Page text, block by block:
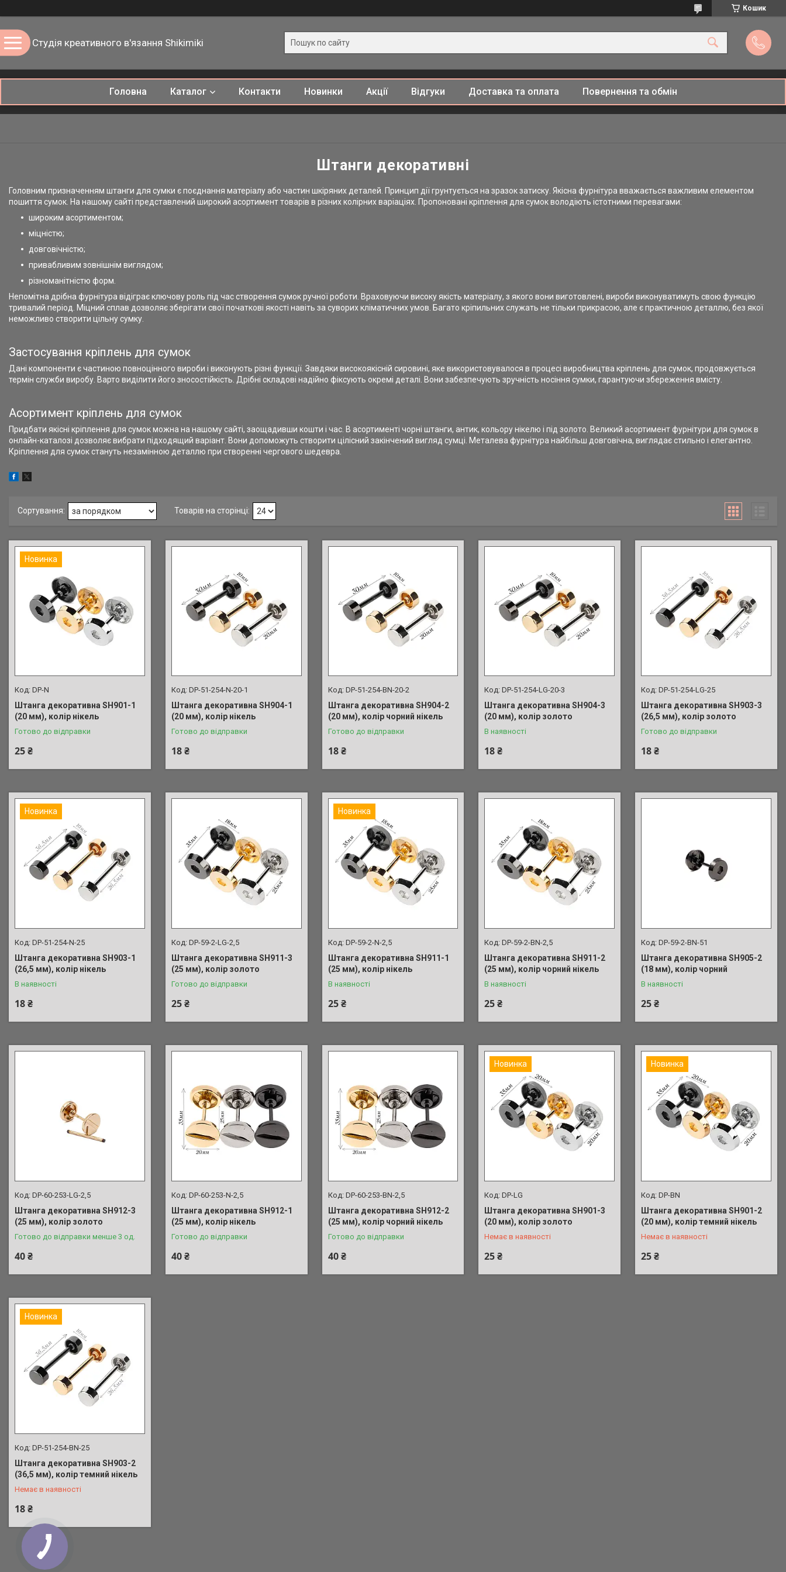
Кошик
Студія креативного в'язання Shikimiki
Головна Каталог Контакти Новинки Акції Відгуки Доставка та оплата Повернення та обмін
Штанги декоративні
Головним призначенням штанги для сумки є поєднання матеріалу або частин шкіряних деталей. Принцип дії грунтується на зразок затиску. Якісна фурнітура вважається важливим елементом
пошиття сумок. На нашому сайті представлений широкий асортимент товарів в різних колірних варіаціях. Пропоновані кріплення для сумок володіють істотними перевагами:
широким асортиментом;
міцністю;
довговічністю;
привабливим зовнішнім виглядом;
різноманітністю форм.
Непомітна дрібна фурнітура відіграє ключову роль під час створення сумок ручної роботи. Враховуючи високу якість матеріалу, з якого вони виготовлені, вироби виконуватимуть свою функцію
тривалий період. Міцний сплав дозволяє зберігати свої початкові якості навіть за суворих кліматичних умов. Багато кріпильних служать не тільки прикрасою, але є практичною деталлю, без якої
неможливо створити цільну сумку.
Застосування кріплень для сумок
Дані компоненти є частиною повноцінного вироби і виконують різні функції. Завдяки високоякісній сировині, яке використовувалося в процесі виробництва кріплень для сумок, продовжується
термін служби виробу. Варто виділити його зносостійкість. Дрібні складові надійно фіксують окремі деталі. Вони забезпечують зручність носіння сумки, гарантуючи збереження вмісту.
Асортимент кріплень для сумок
Придбати якісні кріплення для сумок можна на нашому сайті, заощадивши кошти і час. В асортименті чорні штанги, антик, кольору нікелю і під золото. Великий асортимент фурнітури для сумок в
онлайн-каталозі дозволяє вибрати підходящий варіант. Вони допоможуть створити цілісний закінчений вигляд сумці. Металева фурнітура найбільш довговічна, виглядає стильно і елегантно.
Кріплення для сумок стануть незамінною деталлю при створенні чергового шедевра.
Новинка
DP-N
Штанга декоративна SH901-1
(20 мм), колір нікель
Готово до відправки
25 ₴
DP-51-254-N-20-1
Штанга декоративна SH904-1
(20 мм), колір нікель
Готово до відправки
18 ₴
DP-51-254-BN-20-2
Штанга декоративна SH904-2
(20 мм), колір чорний нікель
Готово до відправки
18 ₴
DP-51-254-LG-20-3
Штанга декоративна SH904-3
(20 мм), колір золото
В наявності
18 ₴
DP-51-254-LG-25
Штанга декоративна SH903-3
(26,5 мм), колір золото
Готово до відправки
18 ₴
Новинка
DP-51-254-N-25
Штанга декоративна SH903-1
(26,5 мм), колір нікель
В наявності
18 ₴
DP-59-2-LG-2,5
Штанга декоративна SH911-3
(25 мм), колір золото
Готово до відправки
25 ₴
Новинка
DP-59-2-N-2,5
Штанга декоративна SH911-1
(25 мм), колір нікель
В наявності
25 ₴
DP-59-2-BN-2,5
Штанга декоративна SH911-2
(25 мм), колір чорний нікель
В наявності
25 ₴
DP-59-2-BN-51
Штанга декоративна SH905-2
(18 мм), колір чорний
В наявності
25 ₴
DP-60-253-LG-2,5
Штанга декоративна SH912-3
(25 мм), колір золото
Готово до відправки менше 3 од.
40 ₴
DP-60-253-N-2,5
Штанга декоративна SH912-1
(25 мм), колір нікель
Готово до відправки
40 ₴
DP-60-253-BN-2,5
Штанга декоративна SH912-2
(25 мм), колір чорний нікель
Готово до відправки
40 ₴
Новинка
DP-LG
Штанга декоративна SH901-3
(20 мм), колір золото
Немає в наявності
25 ₴
+380 (50) 380-67-75
Новинка
DP-BN
Штанга декоративна SH901-2
(20 мм), колір темний нікель
Немає в наявності
25 ₴
+380 (50) 380-67-75
Новинка
DP-51-254-BN-25
Штанга декоративна SH903-2
(36,5 мм), колір темний нікель
Немає в наявності
18 ₴
+380 (50) 380-67-75